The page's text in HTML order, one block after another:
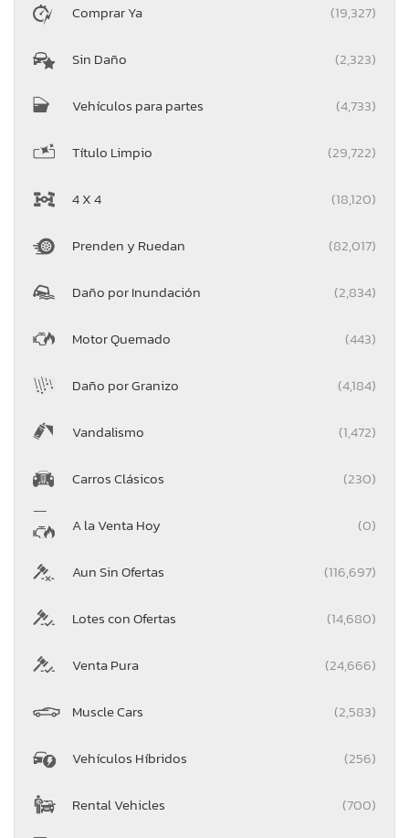
Comprar Ya (19,327)
Sin Daño (2,323)
Vehículos para partes (4,733)
Título Limpio (29,722)
4 X 4 (18,120)
Prenden y Ruedan (82,017)
Daño por Inundación (2,834)
Motor Quemado (443)
Daño por Granizo (4,184)
Vandalismo (1,472)
Carros Clásicos (230)
A la Venta Hoy (0)
Aun Sin Ofertas (116,697)
Lotes con Ofertas (14,680)
Venta Pura (24,666)
Muscle Cars (2,583)
Vehículos Híbridos (256)
Rental Vehicles (700)